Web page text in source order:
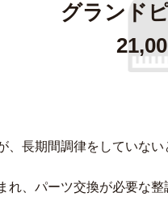
グランド
長期間調律をしていな
、パーツ交換が必要な